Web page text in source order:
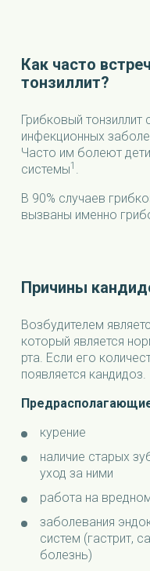
Как часто
тонзиллит?
Грибковый тонзиллит
инфекционных
Часто им болеют
системы1 .
В 90% случаев
вызваны именно
Причины
Возбудителем
который является
рта. Если его
появляется кандидоз.
курение
наличие старых
уход за ними
работа на
заболевания
систем (гастрит,
болезнь)